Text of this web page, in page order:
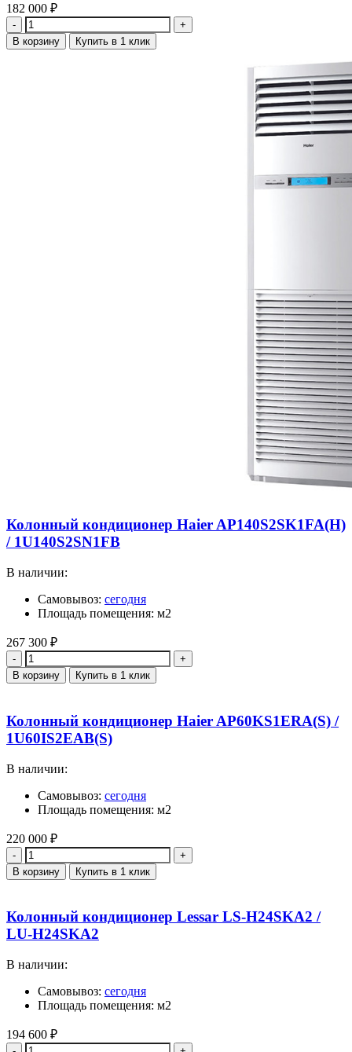
182 000 ₽
Количество
В корзину Купить в 1 клик
Колонный кондиционер Haier AP140S2SK1FA(H)
/ 1U140S2SN1FB
В наличии:
Самовывоз: сегодня
Площадь помещения: м2
267 300 ₽
Количество
В корзину Купить в 1 клик
Колонный кондиционер Haier AP60KS1ERA(S) /
1U60IS2EAB(S)
В наличии:
Самовывоз: сегодня
Площадь помещения: м2
220 000 ₽
Количество
В корзину Купить в 1 клик
Колонный кондиционер Lessar LS-H24SKA2 /
LU-H24SKA2
В наличии:
Самовывоз: сегодня
Площадь помещения: м2
194 600 ₽
Количество